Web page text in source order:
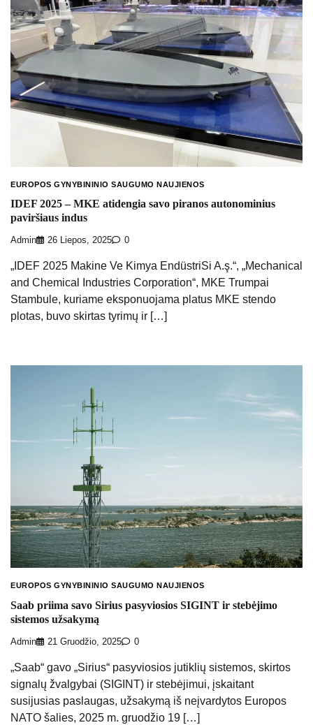
EUROPOS GYNYBININIO SAUGUMO NAUJIENOS
IDEF 2025 – MKE atidengia savo piranos autonominius
paviršiaus indus
Admin 26 Liepos, 2025 0
„IDEF 2025 Makine Ve Kimya EndüstriSi A.ş.“, „Mechanical
and Chemical Industries Corporation“, MKE Trumpai
Stambule, kuriame eksponuojama platus MKE stendo
plotas, buvo skirtas tyrimų ir […]
EUROPOS GYNYBININIO SAUGUMO NAUJIENOS
Saab priima savo Sirius pasyviosios SIGINT ir stebėjimo
sistemos užsakymą
Admin 21 Gruodžio, 2025 0
„Saab“ gavo „Sirius“ pasyviosios jutiklių sistemos, skirtos
signalų žvalgybai (SIGINT) ir stebėjimui, įskaitant
susijusias paslaugas, užsakymą iš neįvardytos Europos
NATO šalies, 2025 m. gruodžio 19 […]